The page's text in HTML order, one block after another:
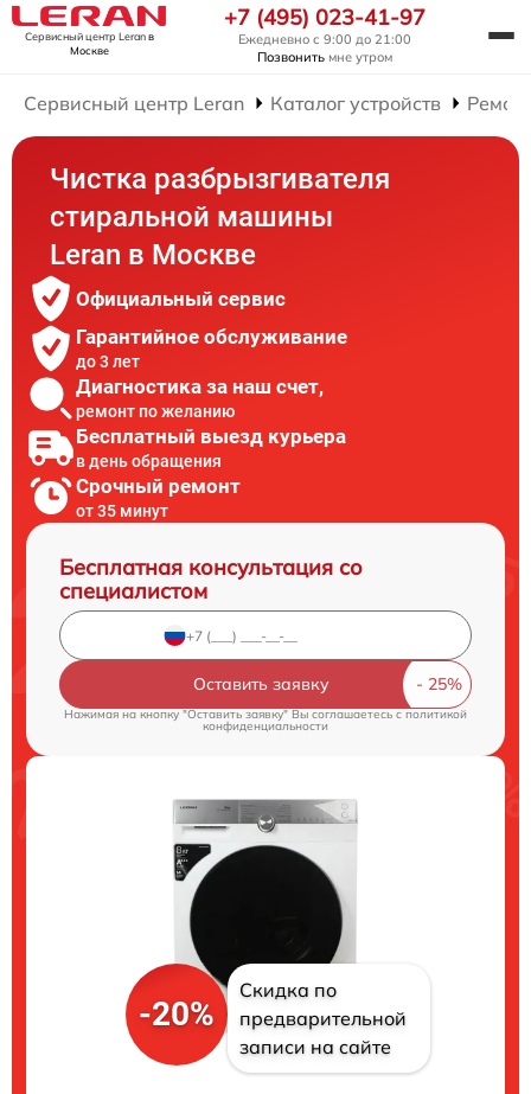
Сервисный центр Leranв
Москве
+7 (495) 023-41-97
Ежедневно с 9:00 до 21:00
Позвонить мне утром
Сервисный центр Leran Каталог устройств
Чистка разбрызгивателя
стиральной машины
Leran в Москве
Официальный сервис
Гарантийное обслуживание
до 3 лет
Диагностика за наш счет,
ремонт по желанию
Бесплатный выезд курьера
в день обращения
Срочный ремонт
от 35 минут
Бесплатная консультация со
специалистом
Оставить заявку
Нажимая на кнопку "Оставить заявку" Вы соглашаетесь cполитикой
конфиденциальности
-20%
Скидка по
предварительной
записи на сайте